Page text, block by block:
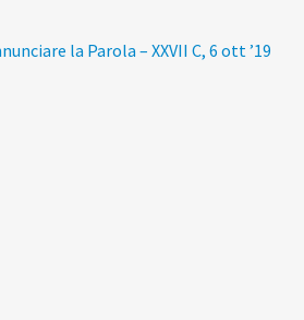
la Parola – XXVII C, 6 ott ’19